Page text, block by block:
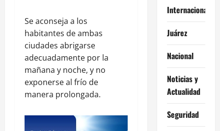
Se aconseja a los
habitantes de ambas
ciudades abrigarse
adecuadamente por la
mañana y noche, y no
exponerse al frío de
manera prolongada.
Internacional
Juárez
Nacional
Noticias y
Actualidad
Seguridad